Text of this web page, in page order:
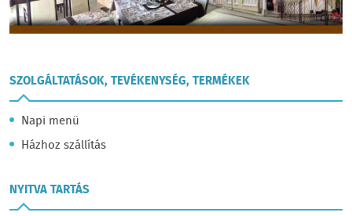
SZOLGÁLTATÁSOK, TEVÉKENYSÉG, TERMÉKEK
Napi menü
Házhoz szállítás
NYITVA TARTÁS